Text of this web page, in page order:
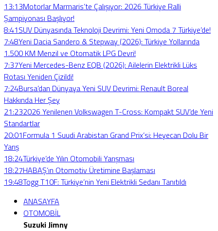
13:13Motorlar Marmaris’te Çalışıyor: 2026 Türkiye Ralli
Şampiyonası Başlıyor!
8:41SUV Dünyasında Teknoloji Devrimi: Yeni Omoda 7 Türkiye’de!
7:48Yeni Dacia Sandero & Stepway (2026): Türkiye Yollarında
1.500 KM Menzil ve Otomatik LPG Devri!
7:37Yeni Mercedes-Benz EQB (2026): Ailelerin Elektrikli Lüks
Rotası Yeniden Çizildi!
7:24Bursa’dan Dünyaya Yeni SUV Devrimi: Renault Boreal
Hakkında Her Şey
21:232026 Yenilenen Volkswagen T-Cross: Kompakt SUV’de Yeni
Standartlar
20:01Formula 1 Suudi Arabistan Grand Prix’si: Heyecan Dolu Bir
Yarış
18:24Türkiye’de Yılın Otomobili Yarışması
18:27HABAŞ’ın Otomotiv Üretimine Başlaması
19:48Togg T10F: Türkiye’nin Yeni Elektrikli Sedanı Tanıtıldı
ANASAYFA
OTOMOBİL
Suzuki Jimny